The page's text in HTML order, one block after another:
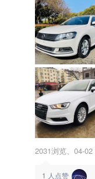
2031浏览、 04-
1 人点赞